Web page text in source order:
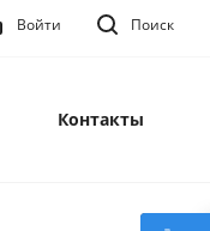
Поиск
Войти
Контакты